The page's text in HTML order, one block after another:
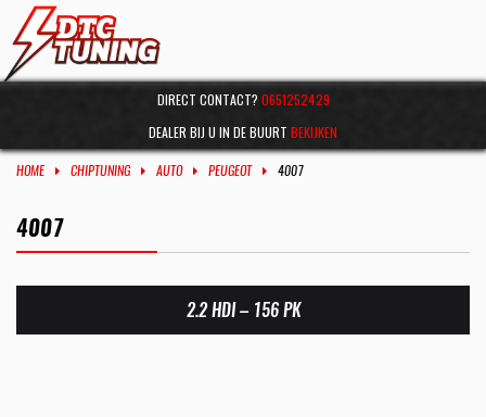
DIRECT CONTACT? 0651252429
DEALER BIJ U IN DE BUURT BEKIJKEN
HOME CHIPTUNING AUTO PEUGEOT 4007
4007
2.2 HDI – 156 PK